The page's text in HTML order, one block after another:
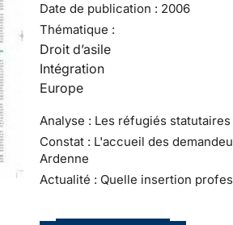
Date de publication : 2006
Thématique :
Droit d’asile
Intégration
Europe
Analyse : Les réfugiés
Constat : L'accueil des
Ardenne
Actualité : Quelle insertion